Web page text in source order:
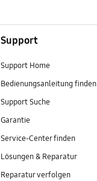
Support
Support Home
Bedienungsanleitung finden
Support Suche
Garantie
Service-Center finden
Lösungen & Reparatur
Reparatur verfolgen